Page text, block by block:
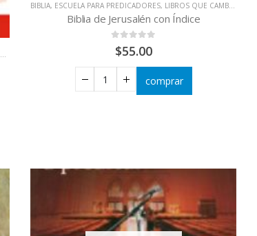
EVANGELIZACIÓN - RENOVACIÓN
BIBLIA, ESCUELA PARA PREDICADORES, LIBROS QUE CAMBIAN VIDAS
Biblia de Jerusalén con Índice
out of 5
$55.00
comprar